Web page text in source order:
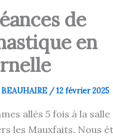
de
en
/12 février 2025
allés 5 fois à la
les Mauxfaits. Nous